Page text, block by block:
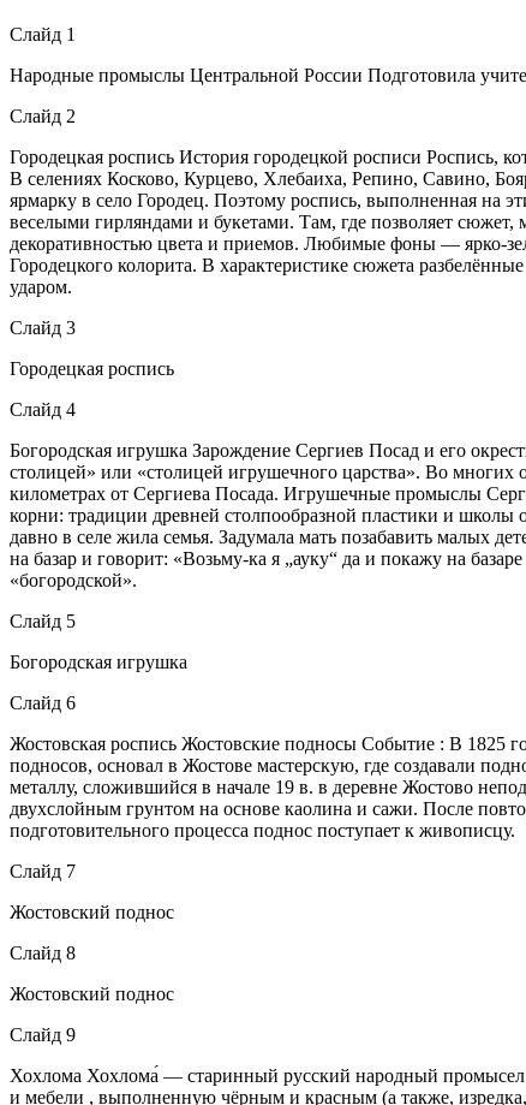
Слайд 1
Народные промыслы Центральной России Подготовила
Слайд 2
Городецкая роспись История городецкой росписи Роспись,
В селениях Косково, Курцево, Хлебаиха, Репино, Савино,
ярмарку в село Городец. Поэтому роспись, выполненная на
веселыми гирляндами и букетами. Там, где позволяет сюжет,
декоративностью цвета и приемов. Любимые фоны — ярко-
Городецкого колорита. В характеристике сюжета
ударом.
Слайд 3
Городецкая роспись
Слайд 4
Богородская игрушка Зарождение Сергиев Посад и его
столицей» или «столицей игрушечного царства». Во
километрах от Сергиева Посада. Игрушечные промыслы
корни: традиции древней столпообразной пластики и
давно в селе жила семья. Задумала мать позабавить малых
на базар и говорит: «Возьму-ка я „ауку“ да и покажу на
«богородской».
Слайд 5
Богородская игрушка
Слайд 6
Жостовская роспись Жостовские подносы Событие : В 1825
подносов, основал в Жостове мастерскую, где создавали
металлу, сложившийся в начале 19 в. в деревне Жостово
двухслойным грунтом на основе каолина и сажи. После
подготовительного процесса поднос поступает к живописцу.
Слайд 7
Жостовский поднос
Слайд 8
Жостовский поднос
Слайд 9
Хохлома Хохлома́ — старинный русский народный промысел
и мебели , выполненную чёрным и красным (а также,